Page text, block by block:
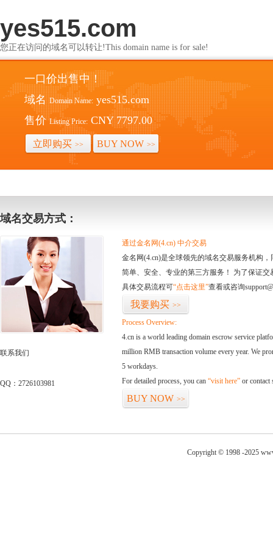
yes515.com
您正在访问的域名可以转让!This domain name is for sale!
一口价出售中！
域名 Domain Name: yes515.com
售价 Listing Price: CNY 7797.00
立即购买 >> BUY NOW >>
域名交易方式：
联系我们
QQ：2726103981
通过金名网(4.cn) 中介交易
金名网(4.cn)是全球领先的域名交易服务机构
简单、安全、专业的第三方服务！ 为了保证
具体交易流程可“点击这里”查看或咨询
我要购买 >>
Process Overview:
4.cn is a world leading domain escrow service
million RMB transaction volume every year. We
5 workdays.
For detailed process, you can “visit here” or contact
BUY NOW >>
Copyright © 1998 -2025